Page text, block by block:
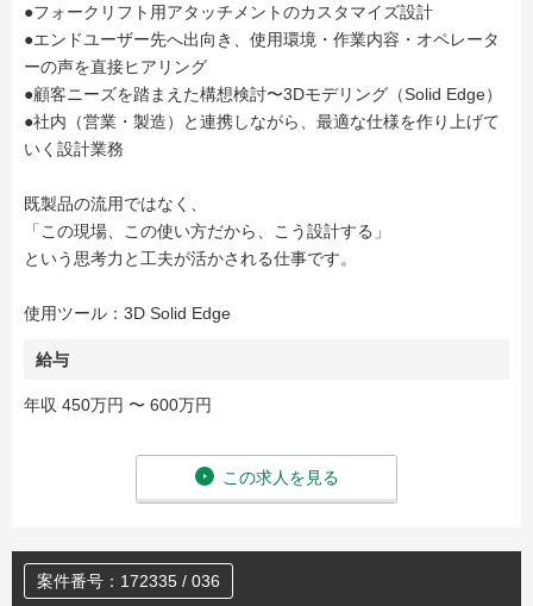
●フォークリフト用アタッチメントのカスタマイズ設計
●エンドユーザー先へ出向き、使用環境・作業内容・オペレータ
ーの声を直接ヒアリング
●顧客ニーズを踏まえた構想検討〜3Dモデリング（Solid Edge）
●社内（営業・製造）と連携しながら、最適な仕様を作り上げて
いく設計業務
既製品の流用ではなく、
「この現場、この使い方だから、こう設計する」
という思考力と工夫が活かされる仕事です。
使用ツール：3D Solid Edge
給与
年収 450万円 〜 600万円
この求人を見る
案件番号：172335 / 036